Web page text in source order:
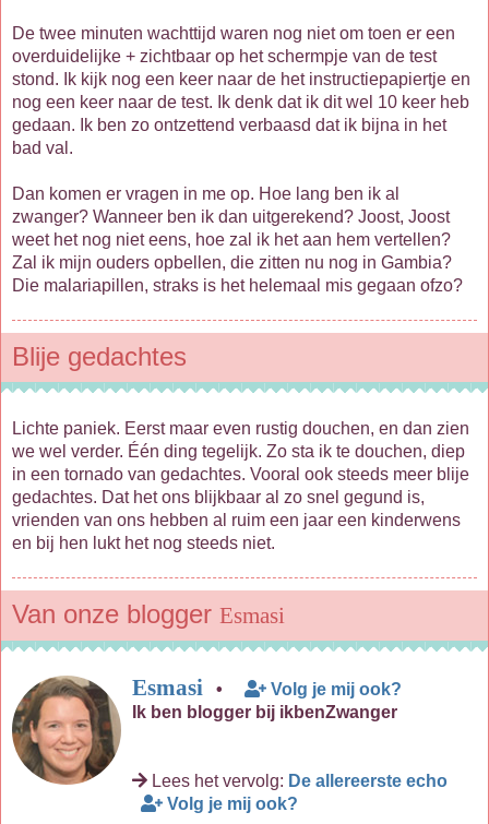
De twee minuten wachttijd waren nog niet om toen er een
overduidelijke + zichtbaar op het schermpje van de test
stond. Ik kijk nog een keer naar de het instructiepapiertje en
nog een keer naar de test. Ik denk dat ik dit wel 10 keer heb
gedaan. Ik ben zo ontzettend verbaasd dat ik bijna in het
bad val.
Dan komen er vragen in me op. Hoe lang ben ik al
zwanger? Wanneer ben ik dan uitgerekend? Joost, Joost
weet het nog niet eens, hoe zal ik het aan hem vertellen?
Zal ik mijn ouders opbellen, die zitten nu nog in Gambia?
Die malariapillen, straks is het helemaal mis gegaan ofzo?
Blije gedachtes
Lichte paniek. Eerst maar even rustig douchen, en dan zien
we wel verder. Één ding tegelijk. Zo sta ik te douchen, diep
in een tornado van gedachtes. Vooral ook steeds meer blije
gedachtes. Dat het ons blijkbaar al zo snel gegund is,
vrienden van ons hebben al ruim een jaar een kinderwens
en bij hen lukt het nog steeds niet.
Van onze blogger Esmasi
Esmasi •
Volg je mij ook?
Ik ben blogger bij ikbenZwanger
Lees het vervolg: De allereerste echo
Volg je mij ook?